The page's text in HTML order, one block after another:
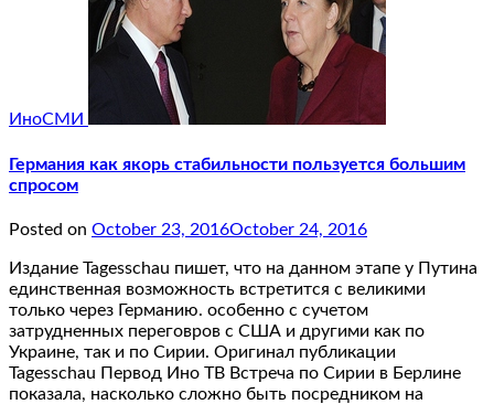
ИноСМИ
Германия как якорь стабильности пользуется большим
спросом
Posted on October 23, 2016October 24, 2016
Издание Tagesschau пишет, что на данном этапе у Путина
единственная возможность встретится с великими
только через Германию. особенно с сучетом
затрудненных переговров с США и другими как по
Украине, так и по Сирии. Оригинал публикации
Tagesschau Первод Ино ТВ Встреча по Сирии в Берлине
показала, насколько сложно быть посредником на